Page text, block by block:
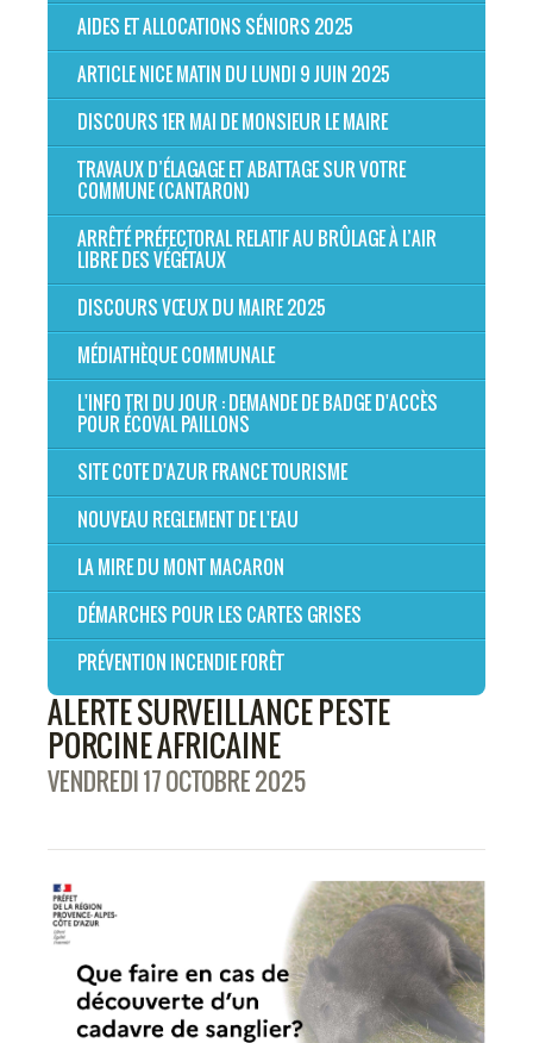
AIDES ET ALLOCATIONS SÉNIORS 2025
ARTICLE NICE MATIN DU LUNDI 9 JUIN 2025
DISCOURS 1ER MAI DE MONSIEUR LE MAIRE
TRAVAUX D’ÉLAGAGE ET ABATTAGE SUR VOTRE
COMMUNE (CANTARON)
ARRÊTÉ PRÉFECTORAL RELATIF AU BRÛLAGE À L’AIR
LIBRE DES VÉGÉTAUX
DISCOURS VŒUX DU MAIRE 2025
MÉDIATHÈQUE COMMUNALE
L'INFO TRI DU JOUR : DEMANDE DE BADGE D'ACCÈS
POUR ÉCOVAL PAILLONS
SITE COTE D'AZUR FRANCE TOURISME
NOUVEAU REGLEMENT DE L'EAU
LA MIRE DU MONT MACARON
DÉMARCHES POUR LES CARTES GRISES
PRÉVENTION INCENDIE FORÊT
ALERTE SURVEILLANCE PESTE
PORCINE AFRICAINE
VENDREDI 17 OCTOBRE 2025